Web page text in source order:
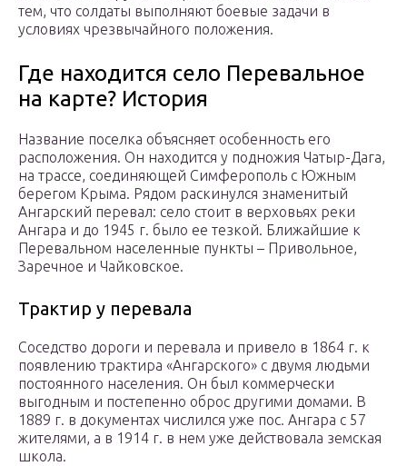
тем, что солдаты выполняют боевые задачи в
условиях чрезвычайного положения.
Где находится село Перевальное
на карте? История
Название поселка объясняет особенность его
расположения. Он находится у подножия Чатыр-Дага,
на трассе, соединяющей Симферополь с Южным
берегом Крыма. Рядом раскинулся знаменитый
Ангарский перевал: село стоит в верховьях реки
Ангара и до 1945 г. было ее тезкой. Ближайшие к
Перевальном населенные пункты – Привольное,
Заречное и Чайковское.
Трактир у перевала
Соседство дороги и перевала и привело в 1864 г. к
появлению трактира «Ангарского» с двумя людьми
постоянного населения. Он был коммерчески
выгодным и постепенно оброс другими домами. В
1889 г. в документах числился уже пос. Ангара с 57
жителями, а в 1914 г. в нем уже действовала земская
школа.